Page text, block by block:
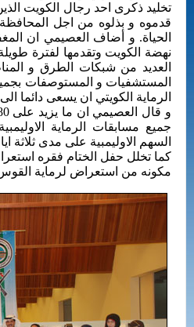
تخليد ذكرى احد رجال الكويت
قدموه و بذلوه من اجل المحافظة
الحياة. و أضاف العصيمي ان
نهضة الكويت وتقدمها لفترة
العديد من شبكات الطرق و
المستشفيات و المستوصفات
الرماية الكويتي ان يسعى دائما
جميع مسابقات الرماية
السهم الاوليمبية على مدى ثلاثة
كما تخلل حفل الختام فقره
مكونه من استعراض لرماية القوس